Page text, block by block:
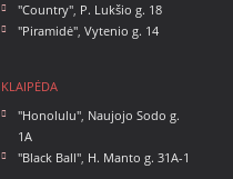
"Country", P. Lukšio g. 18
"Piramidė", Vytenio g. 14
KLAIPĖDA
"Honolulu", Naujojo Sodo g.
1A
"Black Ball", H. Manto g. 31A-1